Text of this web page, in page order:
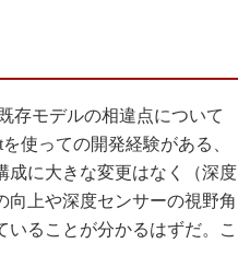
存モデルの相違点について
使っての開発経験がある、
成に大きな変更はなく（深度
向上や深度センサーの視野角
ることが分かるはずだ。こ